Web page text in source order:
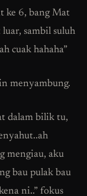
ke 6, bang Mat
sambil suluh
cuak hahaha”
menyambung.
dalam bilik tu,
mengiau, aku
bau pulak bau
ni..” fokus